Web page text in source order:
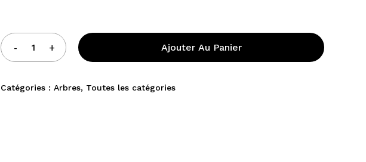
Ajouter Au Panier
Catégories :Arbres, Toutes les catégories